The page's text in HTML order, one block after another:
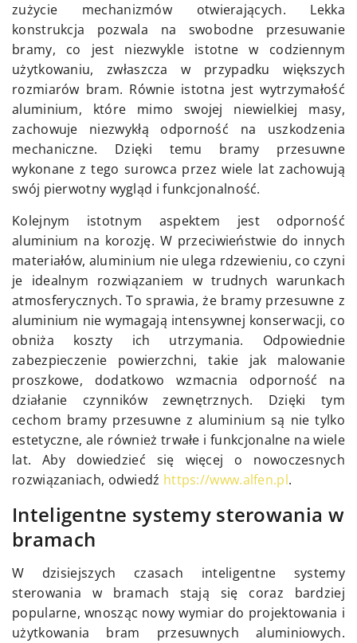
zużycie mechanizmów otwierających. Lekka
konstrukcja pozwala na swobodne przesuwanie
bramy, co jest niezwykle istotne w codziennym
użytkowaniu, zwłaszcza w przypadku większych
rozmiarów bram. Równie istotna jest wytrzymałość
aluminium, które mimo swojej niewielkiej masy,
zachowuje niezwykłą odporność na uszkodzenia
mechaniczne. Dzięki temu bramy przesuwne
wykonane z tego surowca przez wiele lat zachowują
swój pierwotny wygląd i funkcjonalność.
Kolejnym istotnym aspektem jest odporność
aluminium na korozję. W przeciwieństwie do innych
materiałów, aluminium nie ulega rdzewieniu, co czyni
je idealnym rozwiązaniem w trudnych warunkach
atmosferycznych. To sprawia, że bramy przesuwne z
aluminium nie wymagają intensywnej konserwacji, co
obniża koszty ich utrzymania. Odpowiednie
zabezpieczenie powierzchni, takie jak malowanie
proszkowe, dodatkowo wzmacnia odporność na
działanie czynników zewnętrznych. Dzięki tym
cechom bramy przesuwne z aluminium są nie tylko
estetyczne, ale również trwałe i funkcjonalne na wiele
lat. Aby dowiedzieć się więcej o nowoczesnych
rozwiązaniach, odwiedź https://www.alfen.pl.
Inteligentne systemy sterowania w
bramach
W dzisiejszych czasach inteligentne systemy
sterowania w bramach stają się coraz bardziej
popularne, wnosząc nowy wymiar do projektowania i
użytkowania bram przesuwnych aluminiowych.